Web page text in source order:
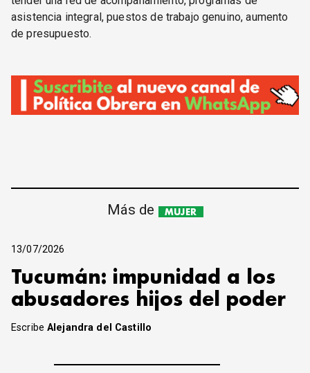
asistencia integral, puestos de trabajo genuino, aumento
de presupuesto.
Más de MUJER
13/07/2026
Tucumán: impunidad a los
abusadores hijos del poder
EscribeAlejandra del Castillo